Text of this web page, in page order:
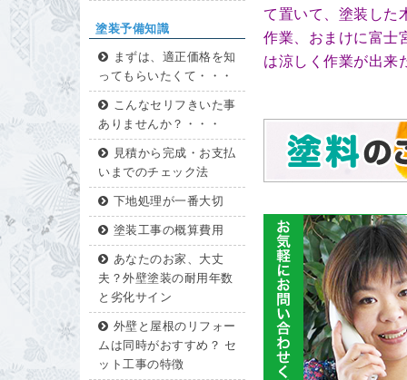
塗装予備知識
まずは、適正価格を知
ってもらいたくて・・・
こんなセリフきいた事
ありませんか？・・・
見積から完成・お支払
いまでのチェック法
下地処理が一番大切
塗装工事の概算費用
あなたのお家、大丈
夫？外壁塗装の耐用年数
と劣化サイン
外壁と屋根のリフォー
ムは同時がおすすめ？ セ
ット工事の特徴
て置いて、塗装した
作業、おまけに富士
は涼しく作業が出来